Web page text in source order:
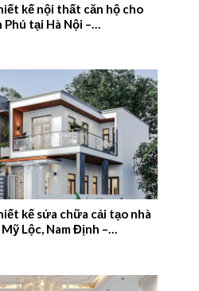
kế nội thất căn hộ cho
tại Hà Nội –
kế sửa chữa cải tạo nhà
Lộc, Nam Định –